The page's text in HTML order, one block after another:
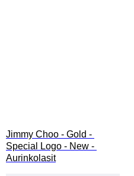
Jimmy Choo - Gold -
Special Logo - New -
Aurinkolasit